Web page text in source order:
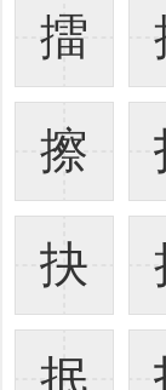
擂
擦
抉
抿